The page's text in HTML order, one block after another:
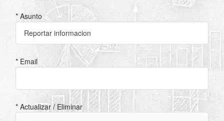
* Asunto
* Email
* Actualizar / Eliminar